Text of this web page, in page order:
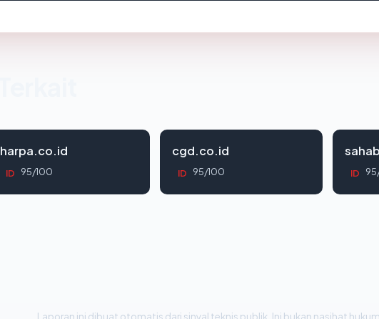
harpa.co.id
ID 95/100
cgd.co.id
ID 95/100 ID
Laporan ini dibuat otomatis dari sinyal teknis publik. Ini bukan nasihat